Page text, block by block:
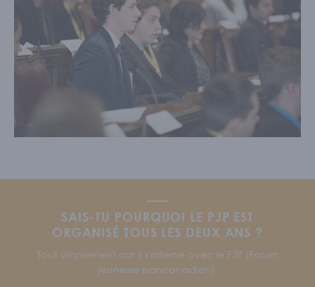
SAIS-TU POURQUOI LE PJP EST
ORGANISÉ TOUS LES DEUX ANS ?
Tout simplement car il s'alterne avec le FJP (Forum
jeunesse pancanadien).